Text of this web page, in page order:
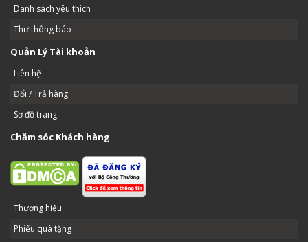
Danh sách yêu thích
Thư thông báo
Quản Lý Tài khoản
Liên hệ
Đổi / Trả hàng
Sơ đồ trang
Chăm sóc Khách hàng
Thương hiệu
Phiếu quà tặng